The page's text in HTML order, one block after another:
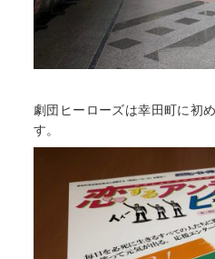
劇団ヒーローズは幸田町に初
す。